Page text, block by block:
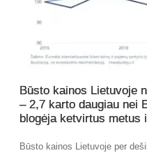
Būsto kainos Lietuvoje
– 2,7 karto daugiau nei
blogėja ketvirtus metus
Būsto kainos Lietuvoje per